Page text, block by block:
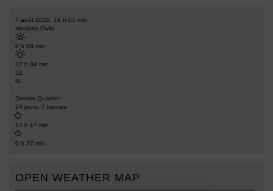
7 août 2026, 19 h 07 min
Horaires Civils
6 h 08 min
22 h 04 min
32
%
Dernier Quartier
24 jours, 7 heures
17 h 17 min
0 h 27 min
OPEN WEATHER MAP